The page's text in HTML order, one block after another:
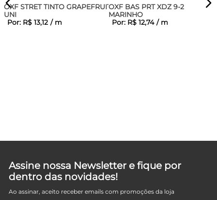
OXF STRET TINTO GRAPEFRUIT
UNI
Por: R$ 13,12 / m
OXF BAS PRT XDZ 9-2
MARINHO
Por: R$ 12,74 / m
Assine nossa Newsletter e fique por
dentro das novidades!
Ao assinar, aceito receber emails com promoções da loja